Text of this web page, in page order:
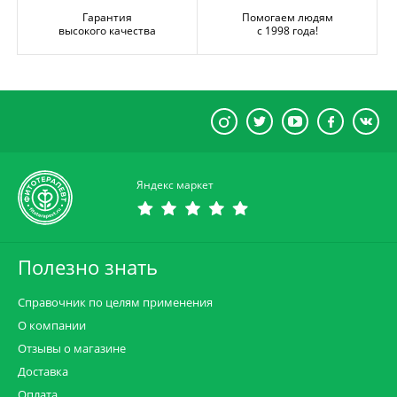
Гарантия
высокого качества
Помогаем людям
с 1998 года!
Яндекс маркет
Полезно знать
Справочник по целям применения
О компании
Отзывы о магазине
Доставка